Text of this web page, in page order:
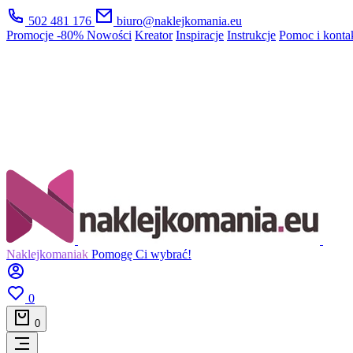
502 481 176
biuro@naklejkomania.eu
Promocje -80% Nowości Kreator Inspiracje Instrukcje Pomoc i
Naklejkomaniak Pomogę Ci wybrać!
0
0